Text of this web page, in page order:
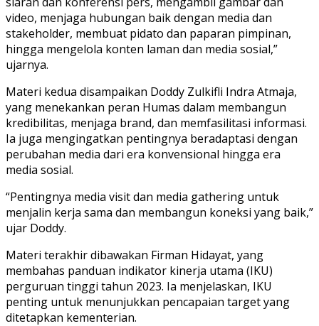
video, menjaga hubungan baik dengan media dan
stakeholder, membuat pidato dan paparan pimpinan,
hingga mengelola konten laman dan media sosial,”
ujarnya.
Materi kedua disampaikan Doddy Zulkifli Indra Atmaja,
yang menekankan peran Humas dalam membangun
kredibilitas, menjaga brand, dan memfasilitasi informasi.
Ia juga mengingatkan pentingnya beradaptasi dengan
perubahan media dari era konvensional hingga era
media sosial.
“Pentingnya media visit dan media gathering untuk
menjalin kerja sama dan membangun koneksi yang baik,”
ujar Doddy.
Materi terakhir dibawakan Firman Hidayat, yang
membahas panduan indikator kinerja utama (IKU)
perguruan tinggi tahun 2023. Ia menjelaskan, IKU
penting untuk menunjukkan pencapaian target yang
ditetapkan kementerian.